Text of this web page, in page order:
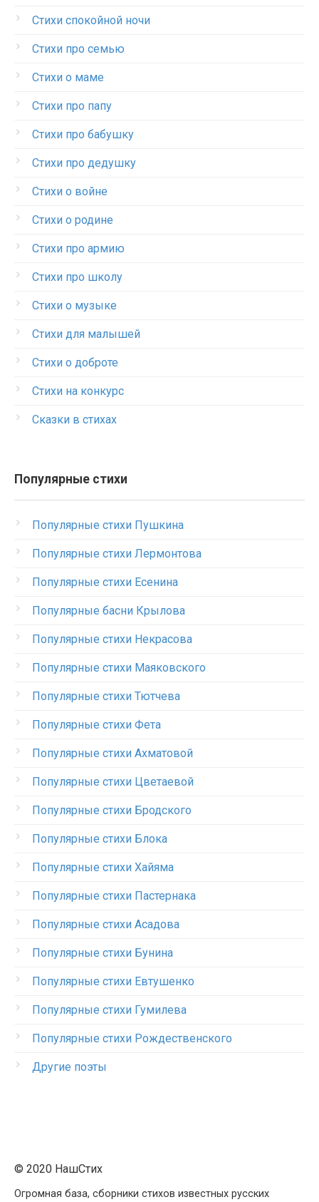
Стихи спокойной ночи
Стихи про семью
Стихи о маме
Стихи про папу
Стихи про бабушку
Стихи про дедушку
Стихи о войне
Стихи о родине
Стихи про армию
Стихи про школу
Стихи о музыке
Стихи для малышей
Стихи о доброте
Стихи на конкурс
Сказки в стихах
Популярные стихи
Популярные стихи Пушкина
Популярные стихи Лермонтова
Популярные стихи Есенина
Популярные басни Крылова
Популярные стихи Некрасова
Популярные стихи Маяковского
Популярные стихи Тютчева
Популярные стихи Фета
Популярные стихи Ахматовой
Популярные стихи Цветаевой
Популярные стихи Бродского
Популярные стихи Блока
Популярные стихи Хайяма
Популярные стихи Пастернака
Популярные стихи Асадова
Популярные стихи Бунина
Популярные стихи Евтушенко
Популярные стихи Гумилева
Популярные стихи Рождественского
Другие поэты
© 2020 НашСтих
Огромная база, сборники стихов известных русских